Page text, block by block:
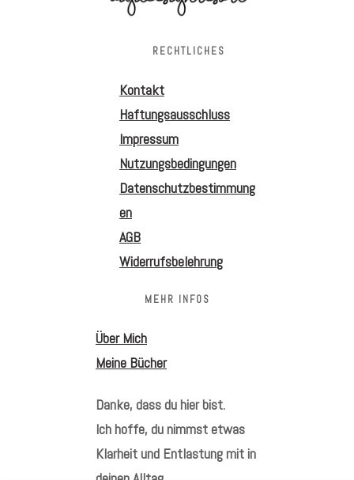
RECHTLICHES
Kontakt
Haftungsausschluss
Impressum
Nutzungsbedingungen
Datenschutzbestimmung
en
AGB
Widerrufsbelehrung
MEHR INFOS
Über Mich
Meine Bücher
Danke, dass du hier bist.
Ich hoffe, du nimmst etwas
Klarheit und Entlastung mit in